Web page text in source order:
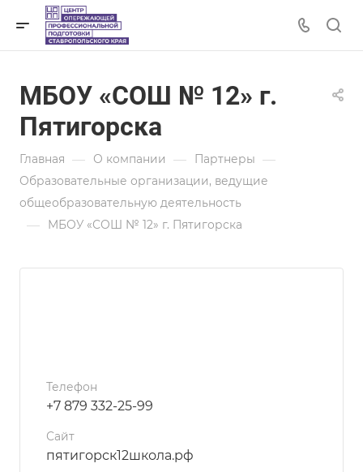
МБОУ «СОШ № 12» г.
Пятигорска
Главная — О компании — Партнеры —
Образовательные организации, ведущие
общеобразовательную деятельность
— МБОУ «СОШ № 12» г. Пятигорска
Телефон
+7 879 332-25-99
Сайт
пятигорск12школа.рф